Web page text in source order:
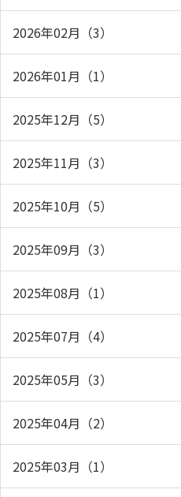
2026年02月（3）
2026年01月（1）
2025年12月（5）
2025年11月（3）
2025年10月（5）
2025年09月（3）
2025年08月（1）
2025年07月（4）
2025年05月（3）
2025年04月（2）
2025年03月（1）